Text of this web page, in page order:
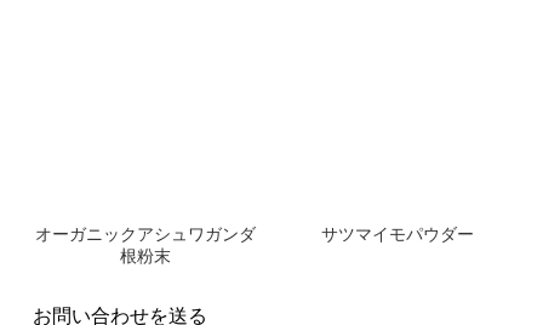
オーガニックアシュワガンダ
根粉末
サツマイモパウダー
お問い合わせを送る